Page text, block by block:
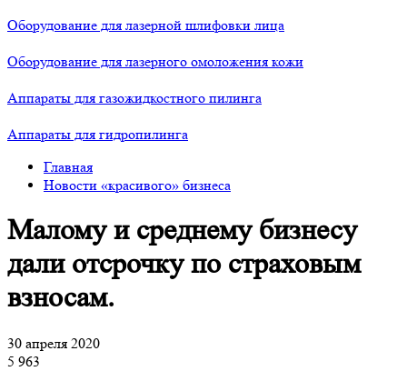
Оборудование для лазерной шлифовки лица
Оборудование для лазерного омоложения кожи
Аппараты для газожидкостного пилинга
Аппараты для гидропилинга
Главная
Новости «красивого» бизнеса
Малому и среднему бизнесу
дали отсрочку по страховым
взносам.
30 апреля 2020
5 963